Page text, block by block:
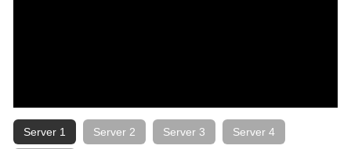
Server 1 Server 2 Server 3 Server 4